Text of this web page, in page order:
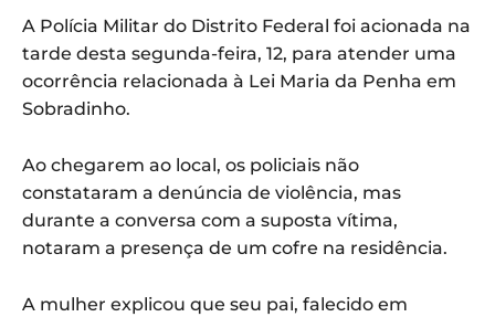
A Polícia Militar do Distrito Federal foi acionada na
tarde desta segunda-feira, 12, para atender uma
ocorrência relacionada à Lei Maria da Penha em
Sobradinho.
Ao chegarem ao local, os policiais não
constataram a denúncia de violência, mas
durante a conversa com a suposta vítima,
notaram a presença de um cofre na residência.
A mulher explicou que seu pai, falecido em